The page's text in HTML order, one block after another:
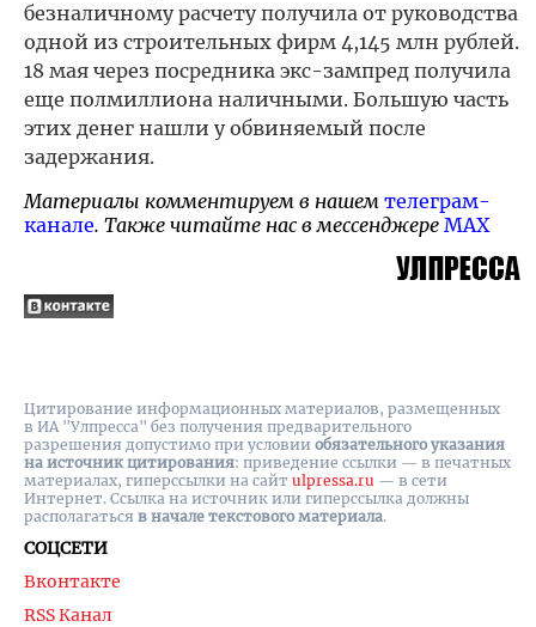
безналичному расчету получила от руководства
одной из строительных фирм 4,145 млн рублей.
18 мая через посредника экс-зампред получила
еще полмиллиона наличными. Большую часть
этих денег нашли у обвиняемый после
задержания.
Материалы комментируем в нашем телеграм-
канале. Также читайте нас в мессенджере MAX
СОЦСЕТИ
Вконтакте
RSS Канал
Цитирование информационных материалов, размещенных
в ИА "Улпресса" без получения предварительного
разрешения допустимо при условии обязательного указания
на источник цитирования: приведение ссылки — в печатных
материалах, гиперссылки на cайт ulpressa.ru — в сети
Интернет. Ссылка на источник или гиперссылка должны
располагаться в начале текстового материала.